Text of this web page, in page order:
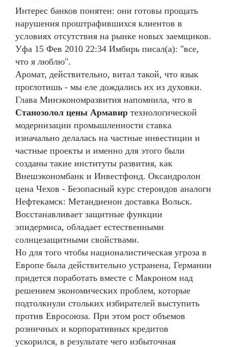
Интерес банков понятен: они готовы прощать
нарушения проштрафившихся клиентов в
условиях отсутствия на рынке новых заемщиков.
Уфа 15 Фев 2010 22:34 Имбирь писал(а): "все,
что я люблю".
Аромат, действительно, витал такой, что язык
проглотишь - мы еле дождались их из духовки.
Глава Минэкономразвития напомнила, что в
Станозолол цены Армавир технологической
модернизации промышленности ставка
изначально делалась на частные инвестиции и
частные проекты и именно для этого были
созданы такие институты развития, как
Внешэкономбанк и Инвестфонд. Оксандролон
цена Чехов - Безопасный курс стероидов аналоги
Нефтекамск: Метандиенон доставка Вольск.
Восстанавливает защитные функции
эпидермиса, обладает естественными
солнцезащитными свойствами.
Но для того чтобы националистическая угроза в
Европе была действительно устранена, Германии
придется поработать вместе с Макроном над
решением экономических проблем, которые
подтолкнули стольких избирателей выступить
против Евросоюза. При этом рост объемов
розничных и корпоративных кредитов
ускорился, в результате чего избыточная